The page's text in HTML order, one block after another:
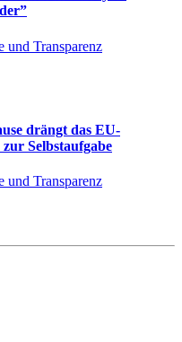
und Transparenz
drängt das EU-
Selbstaufgabe
und Transparenz